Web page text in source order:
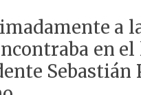
a
en el
Sebastián